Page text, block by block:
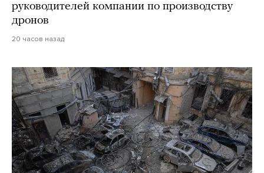
руководителей компании по производству
дронов
20 часов назад